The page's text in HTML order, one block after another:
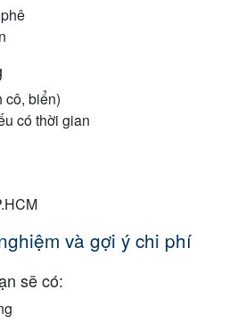
cô, biển)
có thời gian
và gợi ý chi phí
sẽ có: